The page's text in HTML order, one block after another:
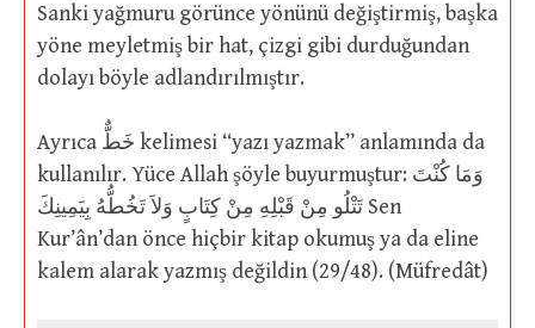
Sanki yağmuru görünce yönünü değiştirmiş, başka
yöne meyletmiş bir hat, çizgi gibi durduğundan
dolayı böyle adlandırılmıştır.
Ayrıca خَطٌّ kelimesi “yazı yazmak” anlamında da
kullanılır. Yüce Allah şöyle buyurmuştur: وَمَا كُنْتَ
تَتْلُو مِنْ قَبْلِهِ مِنْ كِتَابٍ وَلاَ تَخُطُّهُ بِيَمِينِكَ Sen
Kur’ân’dan önce hiçbir kitap okumuş ya da eline
kalem alarak yazmış değildin (29/48). (Müfredât)